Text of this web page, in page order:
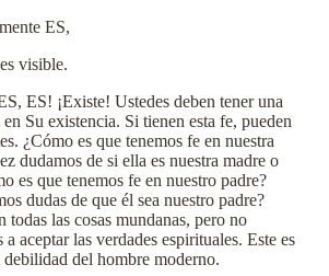
ES,
visible.
ES! ¡Existe! Ustedes deben tener una
Su existencia. Si tienen esta fe, pueden
¿Cómo es que tenemos fe en nuestra
dudamos de si ella es nuestra madre o
es que tenemos fe en nuestro padre?
dudas de que él sea nuestro padre?
todas las cosas mundanas, pero no
a aceptar las verdades espirituales. Este es
del hombre moderno.